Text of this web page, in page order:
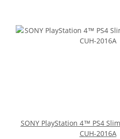
SONY PlayStation 4™ PS4
CUH-2016A